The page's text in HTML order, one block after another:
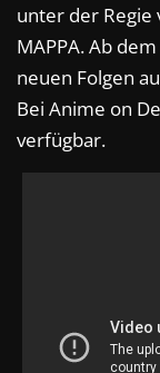
unter der Regie
MAPPA. Ab
neuen Folgen
Bei Anime on
verfügbar.